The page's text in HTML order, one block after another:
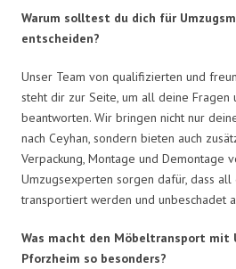
Warum solltest du dich für
entscheiden?
Unser Team von qualifizierten und
steht dir zur Seite, um all deine Fragen
beantworten. Wir bringen nicht nur
nach Ceyhan, sondern bieten auch
Verpackung, Montage und Demontage
Umzugsexperten sorgen dafür, dass
transportiert werden und unbeschadet
Was macht den Möbeltransport mit
Pforzheim so besonders?